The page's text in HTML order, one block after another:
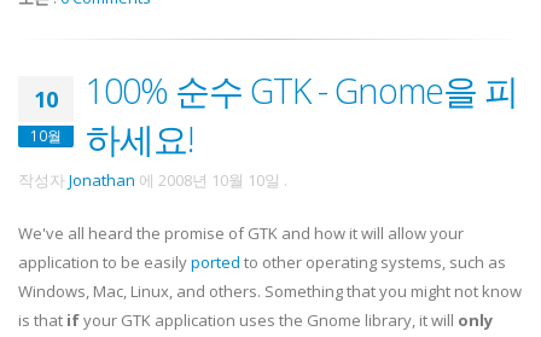
10
10월
100% 순수 GTK - Gnome을 피
하세요!
작성자Jonathan 에 2008년 10월 10일 .
We've all heard the promise of GTK and how it will allow your
application to be easilyported to other operating systems, such as
Windows, Mac, Linux, and others. Something that you might not know
is that ifyour GTK application uses the Gnome library, it will only